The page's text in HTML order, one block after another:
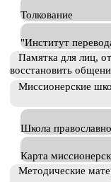
Толкование
"Институт
Памятка для лиц,
восстановить
Миссионерские
Школа
Карта
Методические